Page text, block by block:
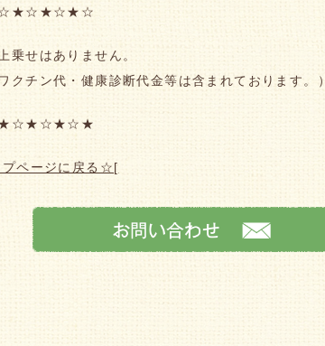
乗せはありません。
クチン代・健康診断代金等は含まれております。）
ページに戻る☆[